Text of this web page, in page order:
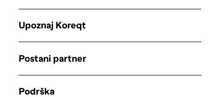
Upoznaj Koreqt
Postani partner
Podrška